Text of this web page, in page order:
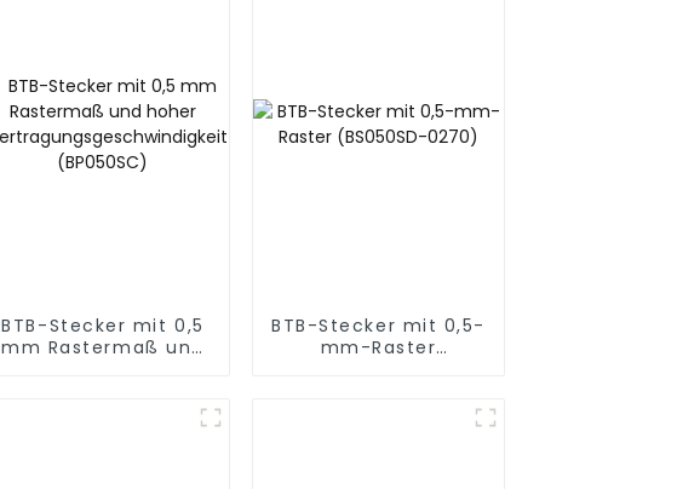
BTB-Stecker mit 0,5
mm Rastermaß und
BTB-Stecker mit 0,5-
mm-Raster